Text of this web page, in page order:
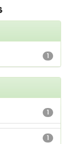
1
1
1